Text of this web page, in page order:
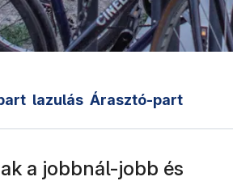
lazulás Árasztó-part
a jobbnál-jobb és